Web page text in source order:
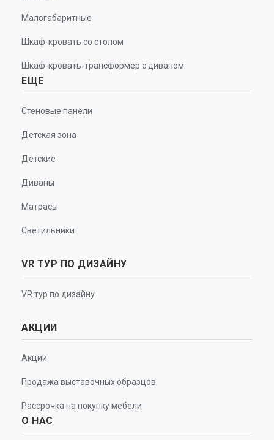
Малогабаритные
Шкаф-кровать со столом
Шкаф-кровать-трансформер с диваном
ЕЩЕ
Стеновые панели
Детская зона
Детские
Диваны
Матрасы
Светильники
VR ТУР ПО ДИЗАЙНУ
VR тур по дизайну
АКЦИИ
Акции
Продажа выставочных образцов
Рассрочка на покупку мебели
О НАС